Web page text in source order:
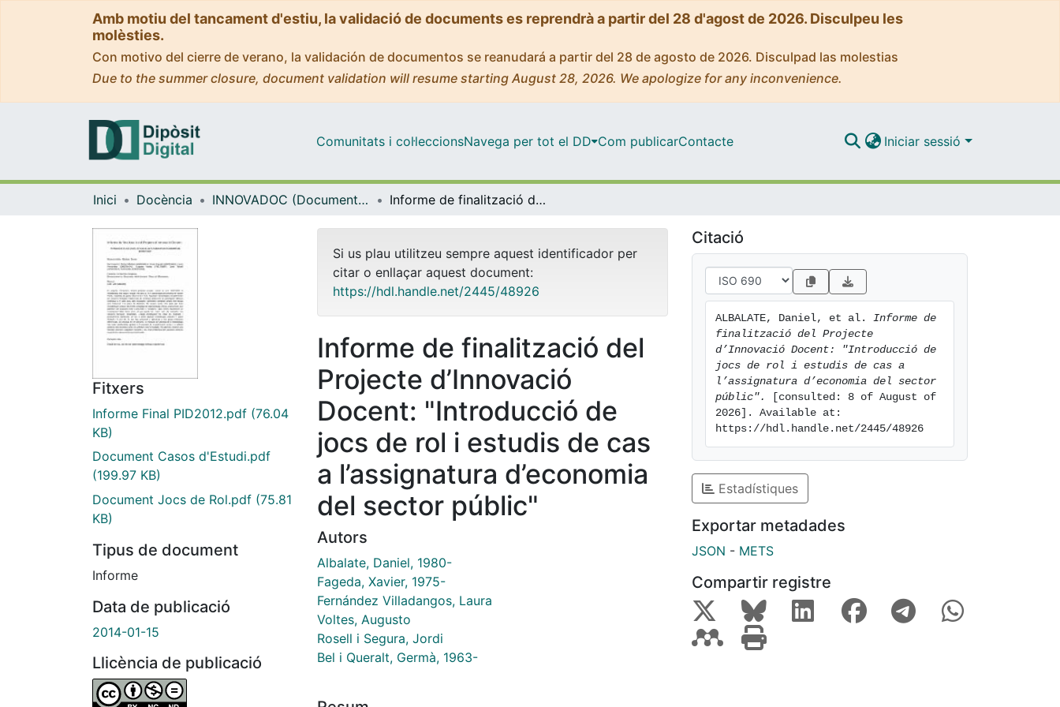
Amb motiu del tancament d'estiu, la validació de documents es reprendrà a partir del 28 d'agost de 2026. Disculpeu les
molèsties.
Con motivo del cierre de verano, la validación de documentos se reanudará a partir del 28 de agosto de 2026. Disculpad las molestias
Due to the summer closure, document validation will resume starting August 28, 2026. We apologize for any inconvenience.
Comunitats i col·leccionsNavega per tot el DD Com publicarContacte Iniciar sessió
Inici Docència INNOVADOC (Documents d'Innovació Docent) Informe de finalització del Projecte d’Innovació Docent: "Introducció de jocs de rol i estudis de cas a l’assignatura d’economia del sector públic"
Fitxers
Informe Final PID2012.pdf (76.04
KB)
Document Casos d'Estudi.pdf
(199.97 KB)
Document Jocs de Rol.pdf (75.81
KB)
Tipus de document
Informe
Data de publicació
2014-01-15
Llicència de publicació
Si us plau utilitzeu sempre aquest identificador per
citar o enllaçar aquest document:
https://hdl.handle.net/2445/48926
Informe de finalització del
Projecte d’Innovació
Docent: "Introducció de
jocs de rol i estudis de cas
a l’assignatura d’economia
del sector públic"
Autors
Albalate, Daniel, 1980-
Fageda, Xavier, 1975-
Fernández Villadangos, Laura
Voltes, Augusto
Rosell i Segura, Jordi
Bel i Queralt, Germà, 1963-
Citació
ALBALATE, Daniel, et al. Informe de
finalització del Projecte
d’Innovació Docent: "Introducció de
jocs de rol i estudis de cas a
l’assignatura d’economia del sector
públic".
[consulted: 8 of August of
2026]. Available at:
https://hdl.handle.net/2445/48926
Estadístiques
Exportar metadades
JSON - METS
Compartir registre